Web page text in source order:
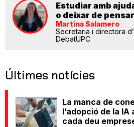
Estudiar amb
o deixar de
Martina Salamero
Secretaria i directora
DebatUPC
Últimes notícies
La manca de
l’adopció de la
cada deu